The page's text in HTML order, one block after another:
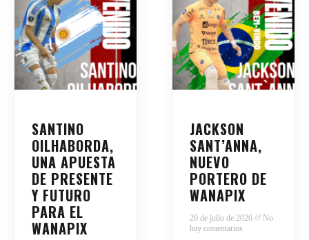
SANTINO
OILHABORDA,
UNA APUESTA
DE PRESENTE
Y FUTURO
PARA EL
WANAPIX
JACKSON
SANT’ANNA,
NUEVO
PORTERO DE
WANAPIX
20 de julio de 2026
No
hay comentarios